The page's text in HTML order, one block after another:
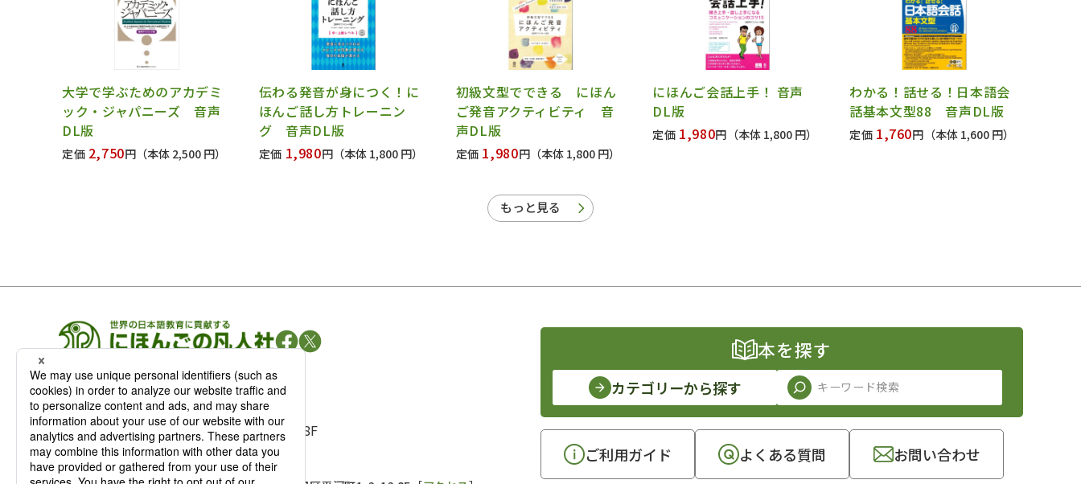
大学で学ぶためのアカデミ
ック・ジャパニーズ 音声
DL版
定価 2,750円 （本体 2,500 円）
伝わる発音が身につく！に
ほんご話し方トレーニン
グ 音声DL版
定価 1,980円 （本体 1,800 円）
初級文型でできる にほん
ご発音アクティビティ 音
声DL版
定価 1,980円 （本体 1,800 円）
にほんご会話上手！ 音声
DL版
定価 1,980円 （本体 1,800 円）
わかる！話せる！日本語会
話基本文型88 音声DL版
定価 1,760円 （本体 1,600 円）
もっと見る
凡人社の出版情報
〒102-0093 東京都千代田区平河町 1-3-13 8F
TEL：03-3263-3959／FAX：03-3263-3116
本を探す
カテゴリーから探す
ご利用ガイド よくある質問 お問い合わせ